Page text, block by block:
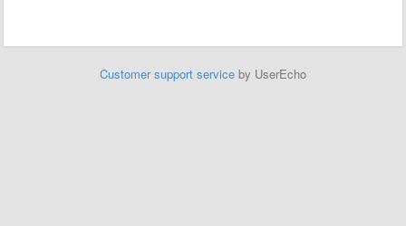
Customer support service by UserEcho